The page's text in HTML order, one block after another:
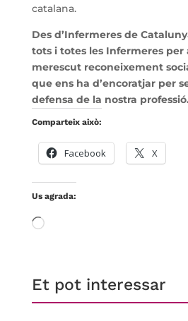
catalana.
Des d’Infermeres de
tots i totes les Infermeres
merescut reconeixement
que ens ha d’encoratjar per
defensa de la nostra professió.
Comparteix això:
Facebook X
Us agrada:
S'està
Et pot interessar